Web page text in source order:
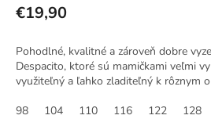
€19,90
Pohodlné, kvalitné a zároveň dobre
Despacito, ktoré sú mamičkami veľmi
využiteľný a ľahko zladiteľný k rôznym
98
104 110 116 122 128